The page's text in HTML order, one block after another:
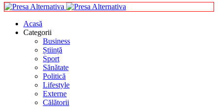
Acasă
Categorii
Business
Știință
Sport
Sănătate
Politică
Lifestyle
Externe
Călătorii